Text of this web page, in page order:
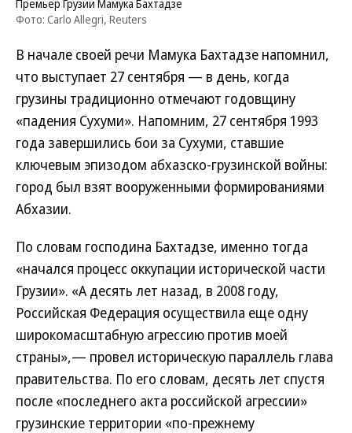
Премьер Грузии Мамука Бахтадзе
Фото: Carlo Allegri, Reuters
В начале своей речи Мамука Бахтадзе напомнил,
что выступает 27 сентября — в день, когда
грузины традиционно отмечают годовщину
«падения Сухуми». Напомним, 27 сентября 1993
года завершились бои за Сухуми, ставшие
ключевым эпизодом абхазско-грузинской войны:
город был взят вооруженными формированиями
Абхазии.
По словам господина Бахтадзе, именно тогда
«начался процесс оккупации исторической части
Грузии». «А десять лет назад, в 2008 году,
Российская Федерация осуществила еще одну
широкомасштабную агрессию против моей
страны»,— провел историческую параллель глава
правительства. По его словам, десять лет спустя
после «последнего акта российской агрессии»
грузинские территории «по-прежнему